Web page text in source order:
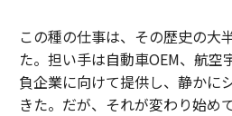
この種の仕事は、その歴史の大
た。担い手は自動車OEM、航
負企業に向けて提供し、静かに
きた。だが、それが変わり始め